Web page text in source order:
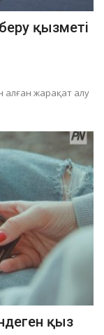
қызметі
алған жарақат алу
қыз